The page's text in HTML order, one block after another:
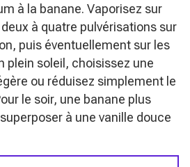
à la banane. Vaporisez sur
à quatre pulvérisations sur
puis éventuellement sur les
plein soleil, choisissez une
ou réduisez simplement le
le soir, une banane plus
à une vanille douce